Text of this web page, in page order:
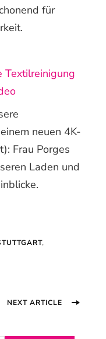
für
Textilreinigung
neuen 4K-
Frau Porges
Laden und
,
NEXT ARTICLE